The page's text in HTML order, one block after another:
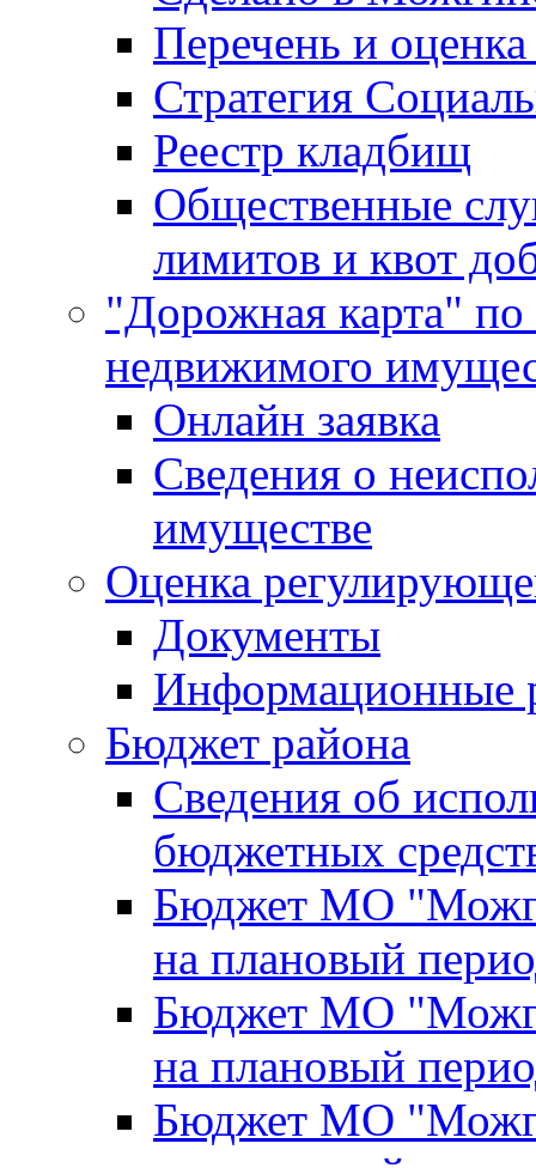
Перечень и
Стратегия
Реестр кладбищ
Общественные
лимитов и квот
"Дорожная карта"
недвижимого
Онлайн заявка
Сведения о
имуществе
Оценка
Документы
Информационные
Бюджет района
Сведения об
бюджетных
Бюджет МО
на плановый
Бюджет МО
на плановый
Бюджет МО